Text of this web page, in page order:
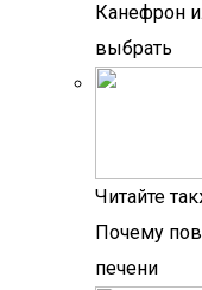
Канефрон
выбрать
Читайте
Почему
печени